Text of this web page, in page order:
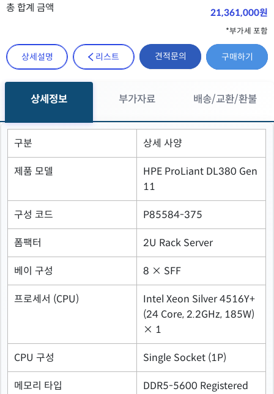
총 합계 금액 21,361,000원
*부가세 포함
상세설명 리스트 견적문의 구매하기
상세정보 부가자료 배송/교환/환불
구분 상세 사양
제품 모델
HPE ProLiant DL380 Gen
11
구성 코드 P85584-375
폼팩터 2U Rack Server
베이 구성 8 × SFF
프로세서 (CPU)
Intel Xeon Silver 4516Y+
(24 Core, 2.2GHz, 185W)
× 1
CPU 구성 Single Socket (1P)
메모리 타입
DDR5-5600 Registered